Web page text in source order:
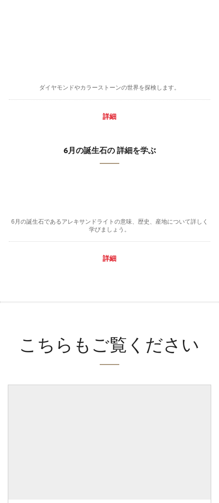
ダイヤモンドやカラーストーンの世界を探検します。
詳細
6月の誕生石の 詳細を学ぶ
6月の誕生石であるアレキサンドライトの意味、歴史、産地について詳しく
学びましょう。
詳細
こちらもご覧ください